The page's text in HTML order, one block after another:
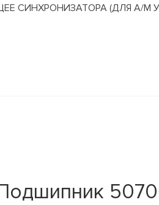
СИНХРОНИЗАТОРА (ДЛЯ А/М